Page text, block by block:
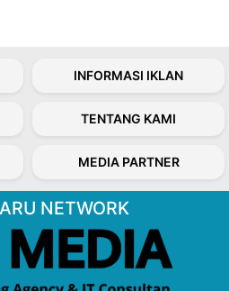
INFORMASI IKLAN
TENTANG KAMI
MEDIA PARTNER
NETWORK